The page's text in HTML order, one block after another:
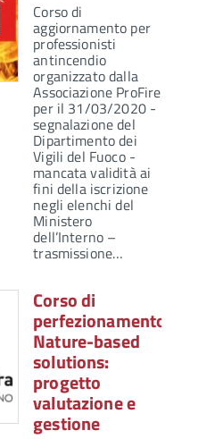
Corso di
aggiornamento per
professionisti
antincendio
organizzato dalla
Associazione ProFire
per il 31/03/2020 -
segnalazione del
Dipartimento dei
Vigili del Fuoco -
mancata validità ai
fini della iscrizione
negli elenchi del
Ministero
dell’Interno –
trasmissione…
Corso di
perfezionamento:
Nature-based
solutions:
progetto
valutazione e
gestione